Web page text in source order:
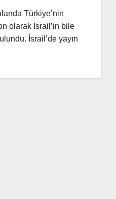
Türkiye’nin
olarak İsrail’in bile
İsrail’de yayın